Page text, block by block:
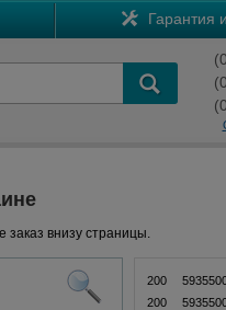
Гарантия
заказ внизу страницы.
200
200